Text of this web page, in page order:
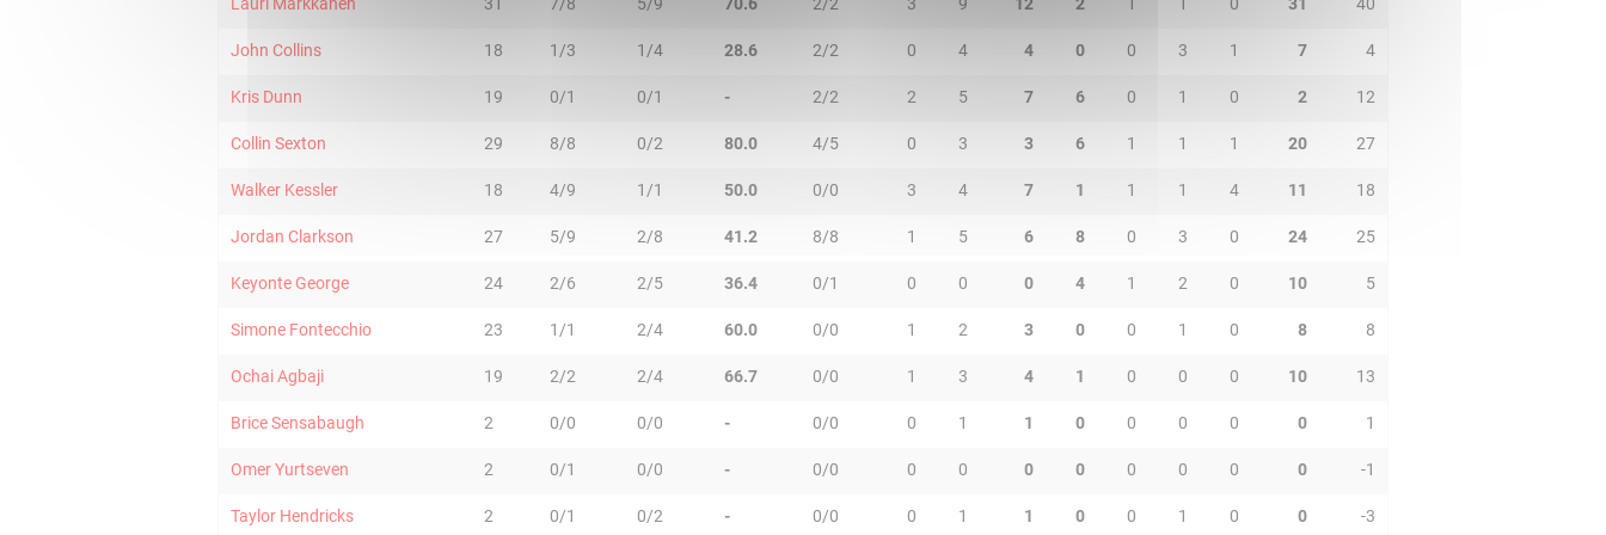
John Collins 18 1/3 1/4 28.6 2/2 0 4 4 0 0 3 1 7 4
Kris Dunn 19 0/1 0/1 - 2/2 2 5 7 6 0 1 0 2 12
Collin Sexton 29 8/8 0/2 80.0 4/5 0 3 3 6 1 1 1 20 27
Walker Kessler 18 4/9 1/1 50.0 0/0 3 4 7 1 1 1 4 11 18
Jordan Clarkson 27 5/9 2/8 41.2 8/8 1 5 6 8 0 3 0 24 25
Keyonte George 24 2/6 2/5 36.4 0/1 0 0 0 4 1 2 0 10 5
Simone Fontecchio 23 1/1 2/4 60.0 0/0 1 2 3 0 0 1 0 8 8
Ochai Agbaji 19 2/2 2/4 66.7 0/0 1 3 4 1 0 0 0 10 13
Brice Sensabaugh 2 0/0 0/0 - 0/0 0 1 1 0 0 0 0 0 1
Omer Yurtseven 2 0/1 0/0 - 0/0 0 0 0 0 0 0 0 0 -1
Taylor Hendricks 2 0/1 0/2 - 0/0 0 1 1 0 0 1 0 0 -3